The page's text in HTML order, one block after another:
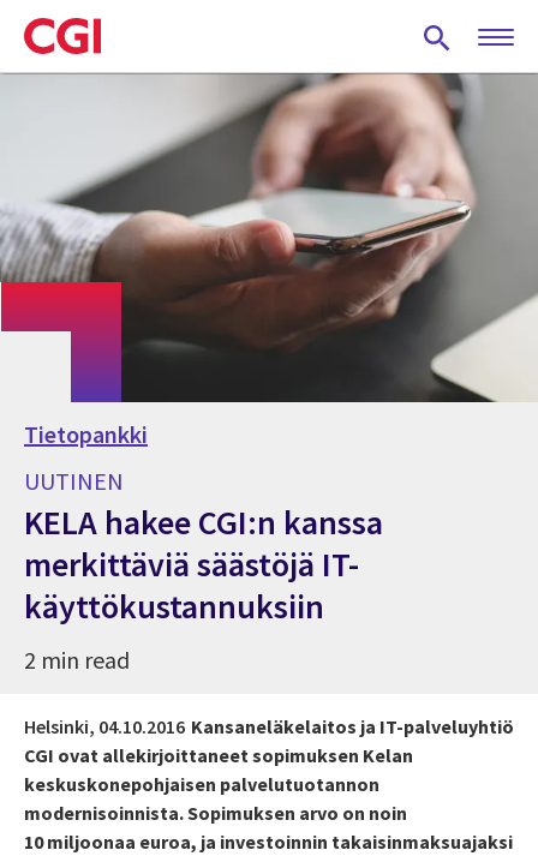
Skip
to
main
Tietopankki
UUTINEN
KELA hakee CGI:n kanssa
merkittäviä säästöjä IT-
käyttökustannuksiin
2 min read
Helsinki, 04.10.2016 Kansaneläkelaitos ja IT-palveluyhtiö
CGI ovat allekirjoittaneet sopimuksen Kelan
keskuskonepohjaisen palvelutuotannon
modernisoinnista. Sopimuksen arvo on noin
10 miljoonaa euroa, ja investoinnin takaisinmaksuajaksi